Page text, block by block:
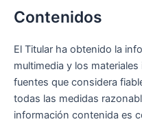
Contenidos
El Titular ha obtenido la
multimedia y los
fuentes que considera
todas las medidas
información contenida es